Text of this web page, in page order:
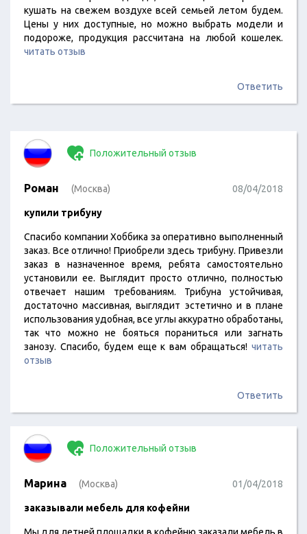
кушать на свежем воздухе всей семьей летом будем.
Цены у них доступные, но можно выбрать модели и
подороже, продукция рассчитана на любой кошелек.
читать отзыв
Ответить
Положительный отзыв
Роман (Москва) 08/04/2018
купили трибуну
Спасибо компании Хоббика за оперативно выполненный
заказ. Все отлично! Приобрели здесь трибуну. Привезли
заказ в назначенное время, ребята самостоятельно
установили ее. Выглядит просто отлично, полностью
отвечает нашим требованиям. Трибуна устойчивая,
достаточно массивная, выглядит эстетично и в плане
использования удобная, все углы аккуратно обработаны,
так что можно не бояться пораниться или загнать
занозу. Спасибо, будем еще к вам обращаться! читать
отзыв
Ответить
Положительный отзыв
Марина (Москва) 01/04/2018
заказывали мебель для кофейни